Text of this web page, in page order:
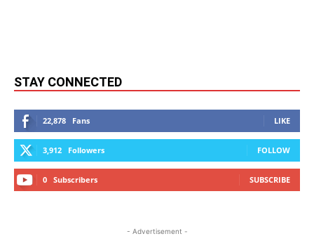
STAY CONNECTED
22,878 Fans LIKE
3,912 Followers FOLLOW
0 Subscribers SUBSCRIBE
- Advertisement -